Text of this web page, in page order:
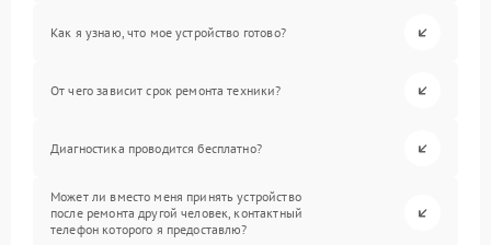
Как я узнаю, что мое устройство готово?
От чего зависит срок ремонта техники?
Диагностика проводится бесплатно?
Может ли вместо меня принять устройство
после ремонта другой человек, контактный
телефон которого я предоставлю?